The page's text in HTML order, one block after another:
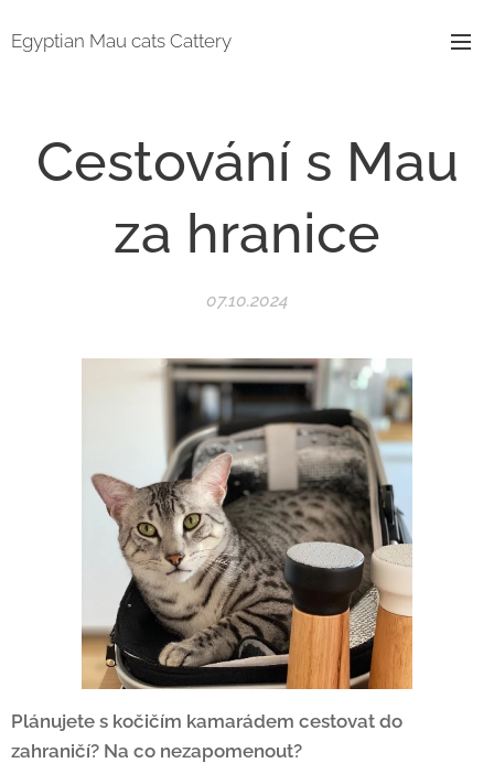
Egyptian Mau cats Cattery
Cestování s Mau
za hranice
07.10.2024
Plánujete s kočičím kamarádem cestovat do
zahraničí? Na co nezapomenout?